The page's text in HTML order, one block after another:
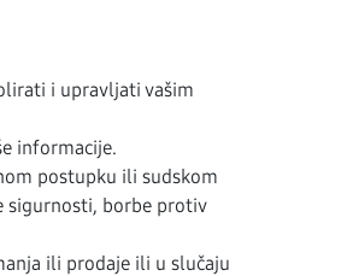
i upravljati vašim
informacije.
postupku ili sudskom
sigurnosti, borbe protiv
ili prodaje ili u slučaju